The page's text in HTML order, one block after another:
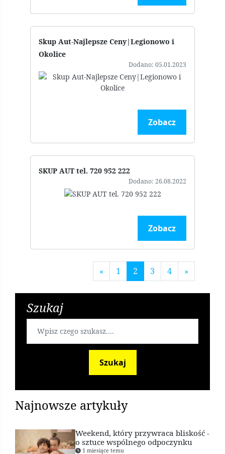
Skup Aut-Najlepsze Ceny|Legionowo i
Okolice
Dodano: 05.01.2023
Zobacz
SKUP AUT tel. 720 952 222
Dodano: 26.08.2022
Zobacz
« 1 2 3 4 »
Szukaj
Szukaj
Najnowsze artykuły
Weekend, który przywraca bliskość -
o sztuce wspólnego odpoczynku
1 miesiące temu